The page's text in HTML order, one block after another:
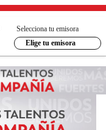
Selecciona tu emisora
Elige tu emisora